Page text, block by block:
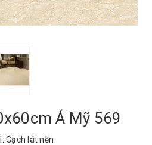
Á Mỹ 569
Gạch lát nền